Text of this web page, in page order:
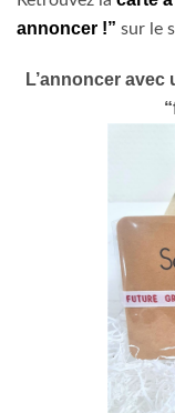
annoncer !” sur le
L’annoncer